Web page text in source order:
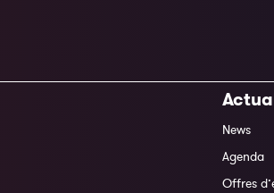
News
Agenda
Offres